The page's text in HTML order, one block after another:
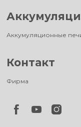
Аккумуляционные
Контакт
Фирма